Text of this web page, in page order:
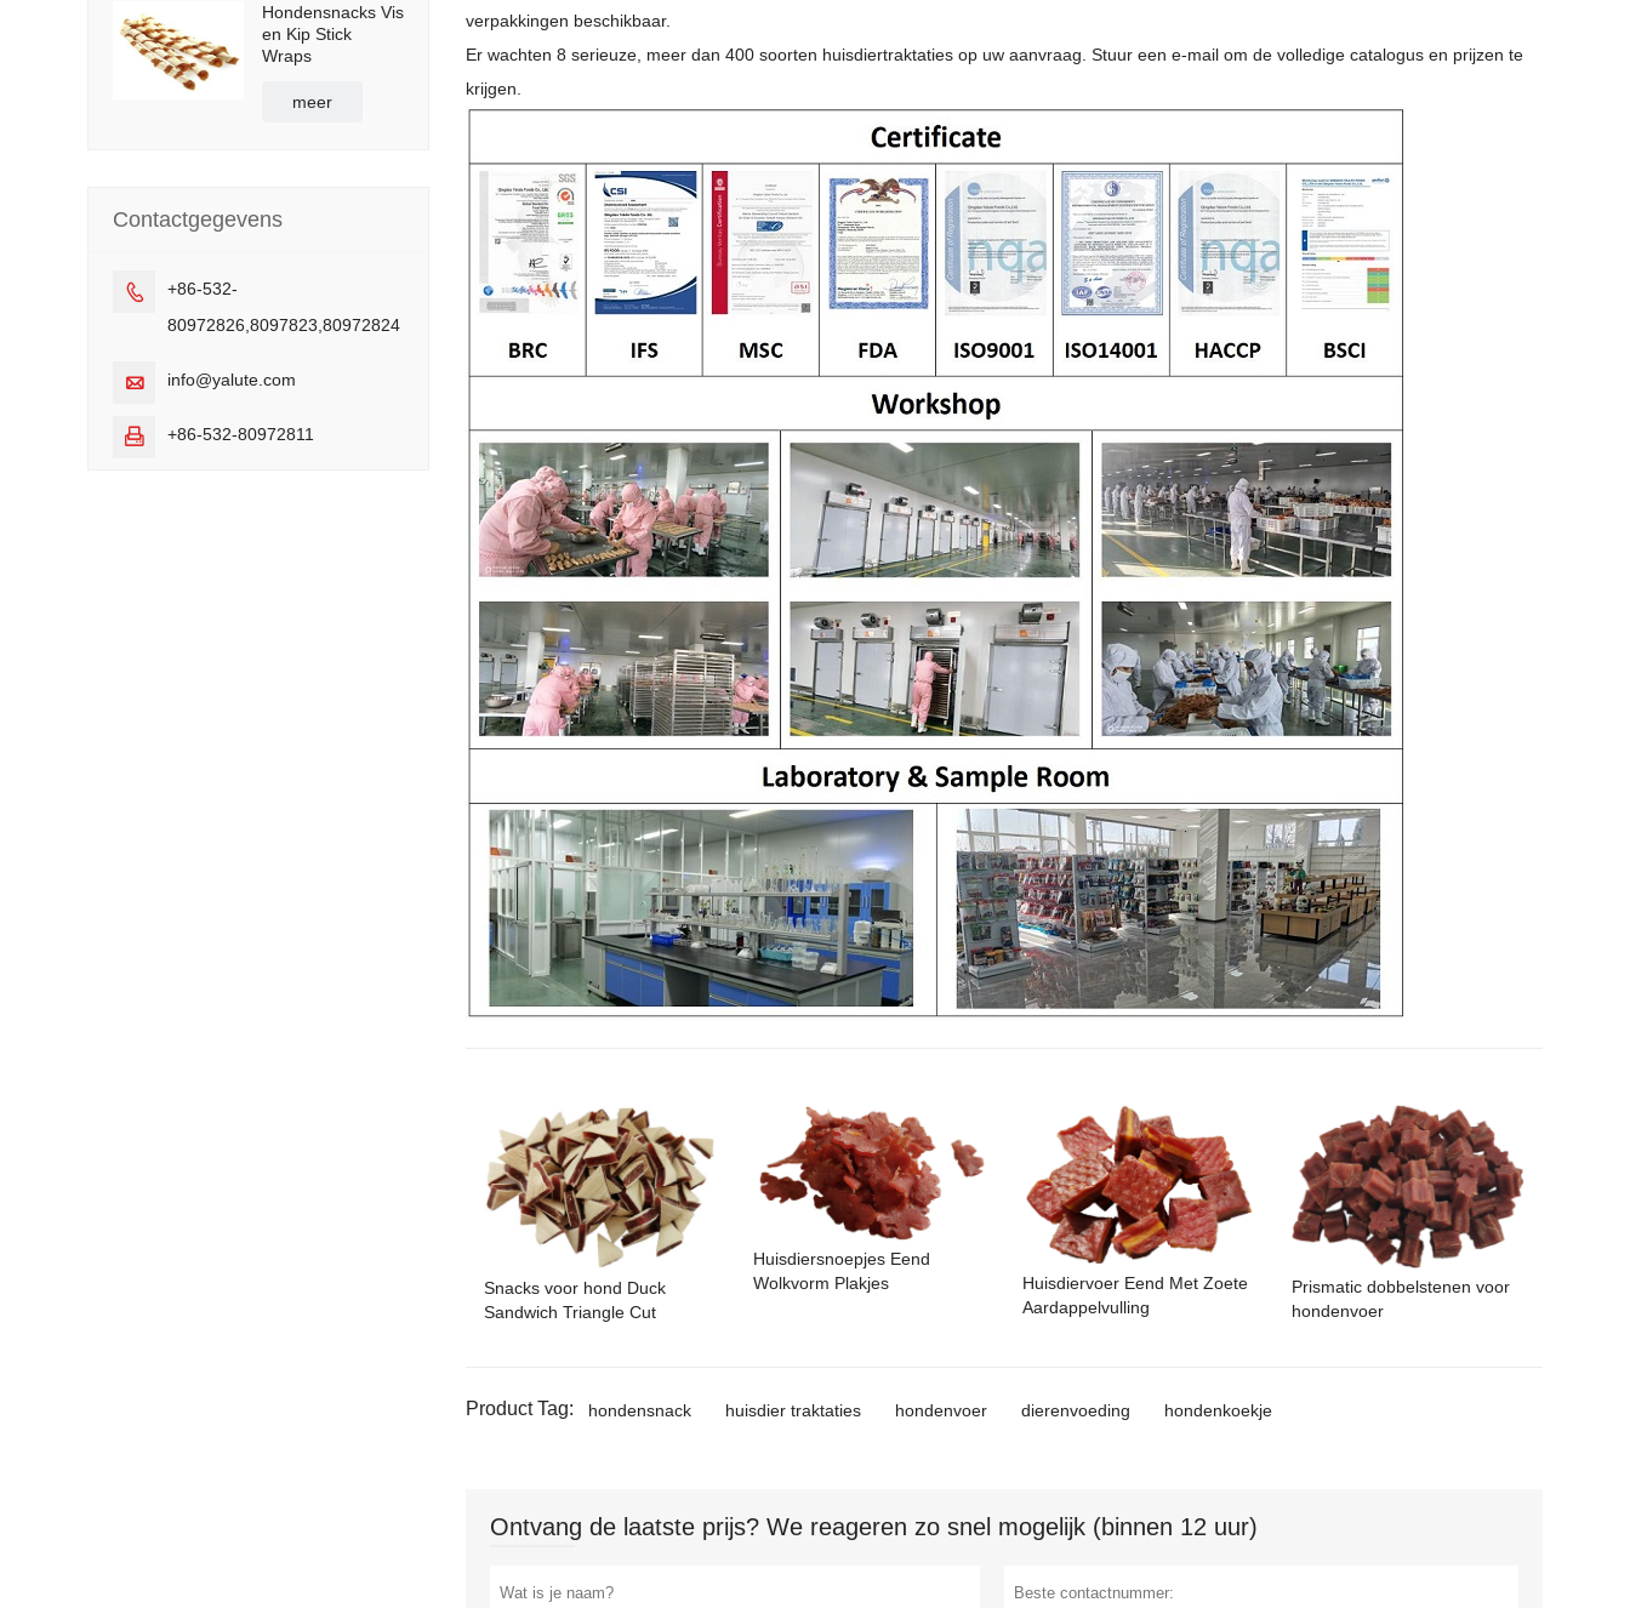
verpakkingen beschikbaar.
Er wachten 8 serieuze, meer dan 400 soorten huisdiertraktaties op uw aanvraag. Stuur een e-mail om de volledige catalogus en prijzen te
krijgen.
Snacks voor hond Duck
Sandwich Triangle Cut
Huisdiersnoepjes Eend
Wolkvorm Plakjes
Huisdiervoer Eend Met Zoete
Aardappelvulling
Prismatic dobbelstenen voor
hondenvoer
Product Tag: hondensnack huisdier traktaties hondenvoer dierenvoeding hondenkoekje
Ontvang de laatste prijs? We reageren zo snel mogelijk (binnen 12 uur)
Hondensnacks Vis
en Kip Stick
Wraps
meer
Contactgegevens

+86-532-
80972826,8097823,80972824
 info@yalute.com
 +86-532-80972811